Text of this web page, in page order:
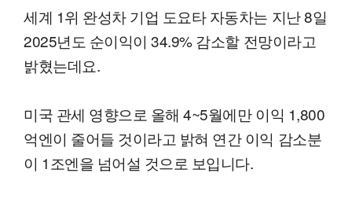
세계 1위 완성차 기업 도요타 자동차는 지난 8일
2025년도 순이익이 34.9% 감소할 전망이라고
밝혔는데요.
미국 관세 영향으로 올해 4~5월에만 이익 1,800
억엔이 줄어들 것이라고 밝혀 연간 이익 감소분
이 1조엔을 넘어설 것으로 보입니다.